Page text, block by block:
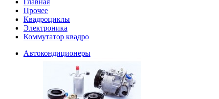
Главная
Прочее
Квадроциклы
Электроника
Коммутатор квадро
Автокондиционеры